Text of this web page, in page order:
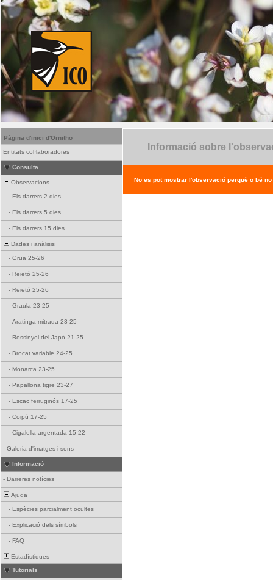
Pàgina d'inici d'Ornitho
Entitats col·laboradores
Consulta
Observacions
- Els darrers 2 dies
- Els darrers 5 dies
- Els darrers 15 dies
Dades i anàlisis
- Grua 25-26
- Reietó 25-26
- Reietó 25-26
- Graula 23-25
- Aratinga mitrada 23-25
- Rossinyol del Japó 21-25
- Brocat variable 24-25
- Monarca 23-25
- Papallona tigre 23-27
- Escac ferruginós 17-25
- Coipú 17-25
- Cigalella argentada 15-22
- Galeria d'imatges i sons
Informació
- Darreres notícies
Ajuda
- Espècies parcialment ocultes
- Explicació dels símbols
- FAQ
Estadístiques
Tutorials
Informació sobre
No es pot mostrar l'observació perquè o bé